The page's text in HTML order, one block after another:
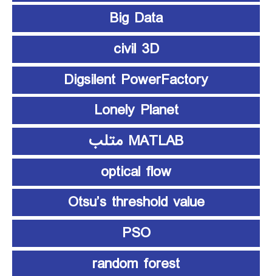
Big Data
civil 3D
Digsilent PowerFactory
Lonely Planet
MATLAB متلب
optical flow
Otsu’s threshold value
PSO
random forest